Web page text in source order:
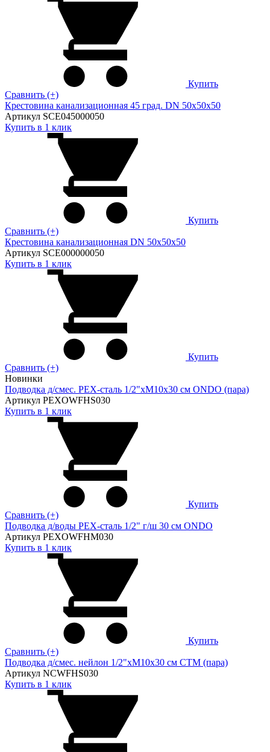
Купить
Сравнить (+)
Крестовина канализационная 45 град. DN 50х50х50
Артикул SCE045000050
Купить в 1 клик
Купить
Сравнить (+)
Крестовина канализационная DN 50х50х50
Артикул SCE000000050
Купить в 1 клик
Купить
Сравнить (+)
Новинки
Подводка д/смес. PEX-сталь 1/2"xM10x30 см ONDO (пара)
Артикул PEXOWFHS030
Купить в 1 клик
Купить
Сравнить (+)
Подводка д/воды PEX-сталь 1/2" г/ш 30 cм ONDO
Артикул PEXOWFHM030
Купить в 1 клик
Купить
Сравнить (+)
Подводка д/смес. нейлон 1/2"xM10x30 см CTM (пара)
Артикул NCWFHS030
Купить в 1 клик